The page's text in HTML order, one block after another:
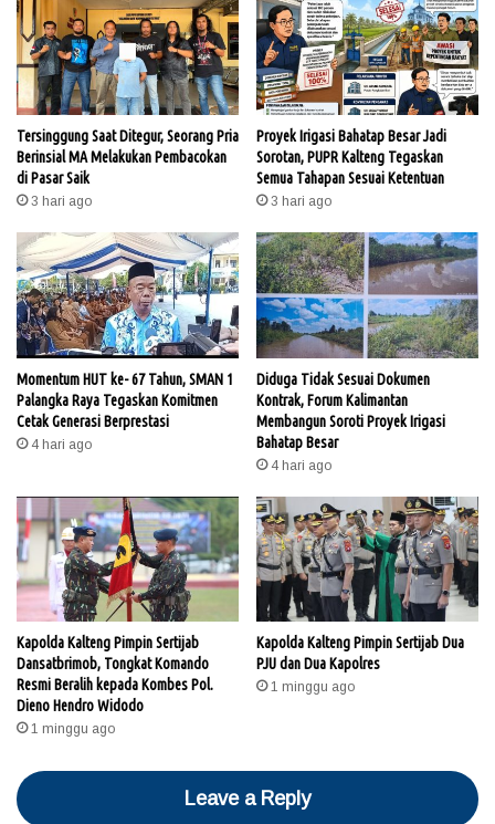
Tersinggung Saat Ditegur, Seorang Pria
Berinsial MA Melakukan Pembacokan
di Pasar Saik
3 hari ago
Proyek Irigasi Bahatap Besar Jadi
Sorotan, PUPR Kalteng Tegaskan
Semua Tahapan Sesuai Ketentuan
3 hari ago
Momentum HUT ke- 67 Tahun, SMAN 1
Palangka Raya Tegaskan Komitmen
Cetak Generasi Berprestasi
4 hari ago
Diduga Tidak Sesuai Dokumen
Kontrak, Forum Kalimantan
Membangun Soroti Proyek Irigasi
Bahatap Besar
4 hari ago
Kapolda Kalteng Pimpin Sertijab
Dansatbrimob, Tongkat Komando
Resmi Beralih kepada Kombes Pol.
Dieno Hendro Widodo
1 minggu ago
Kapolda Kalteng Pimpin Sertijab Dua
PJU dan Dua Kapolres
1 minggu ago
Leave a Reply